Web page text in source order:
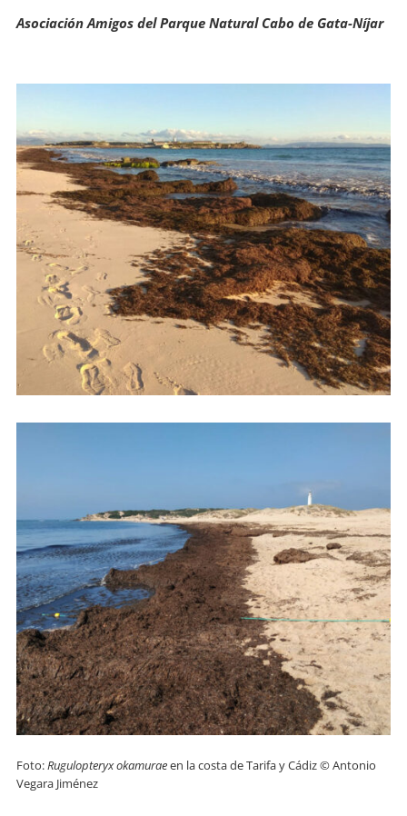
Asociación Amigos delParque Natural Cabo de Gata-Níjar
Foto:Rugulopteryx okamuraeen la costa de Tarifa y Cádiz © Antonio
Vegara Jiménez